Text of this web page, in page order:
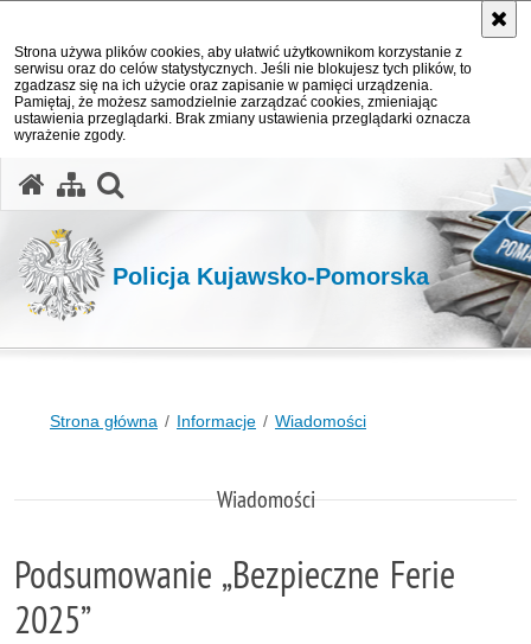
Strona używa plików cookies, aby ułatwić użytkownikom korzystanie z
serwisu oraz do celów statystycznych. Jeśli nie blokujesz tych plików, to
zgadzasz się na ich użycie oraz zapisanie w pamięci urządzenia.
Pamiętaj, że możesz samodzielnie zarządzać cookies, zmieniając
ustawienia przeglądarki. Brak zmiany ustawienia przeglądarki oznacza
wyrażenie zgody.
Policja Kujawsko-Pomorska
Strona główna Informacje Wiadomości
Wiadomości
Podsumowanie „Bezpieczne Ferie
2025”